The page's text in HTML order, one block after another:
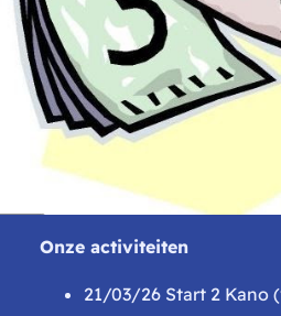
Onze activiteiten
21/03/26 Start 2 Kano